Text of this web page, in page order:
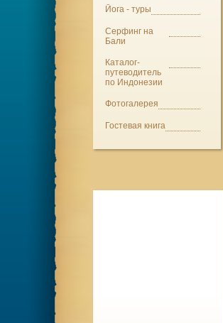
Йога - туры
Серфинг на
Бали
Каталог-
путеводитель
по Индонезии
Фотогалерея
Гостевая книга